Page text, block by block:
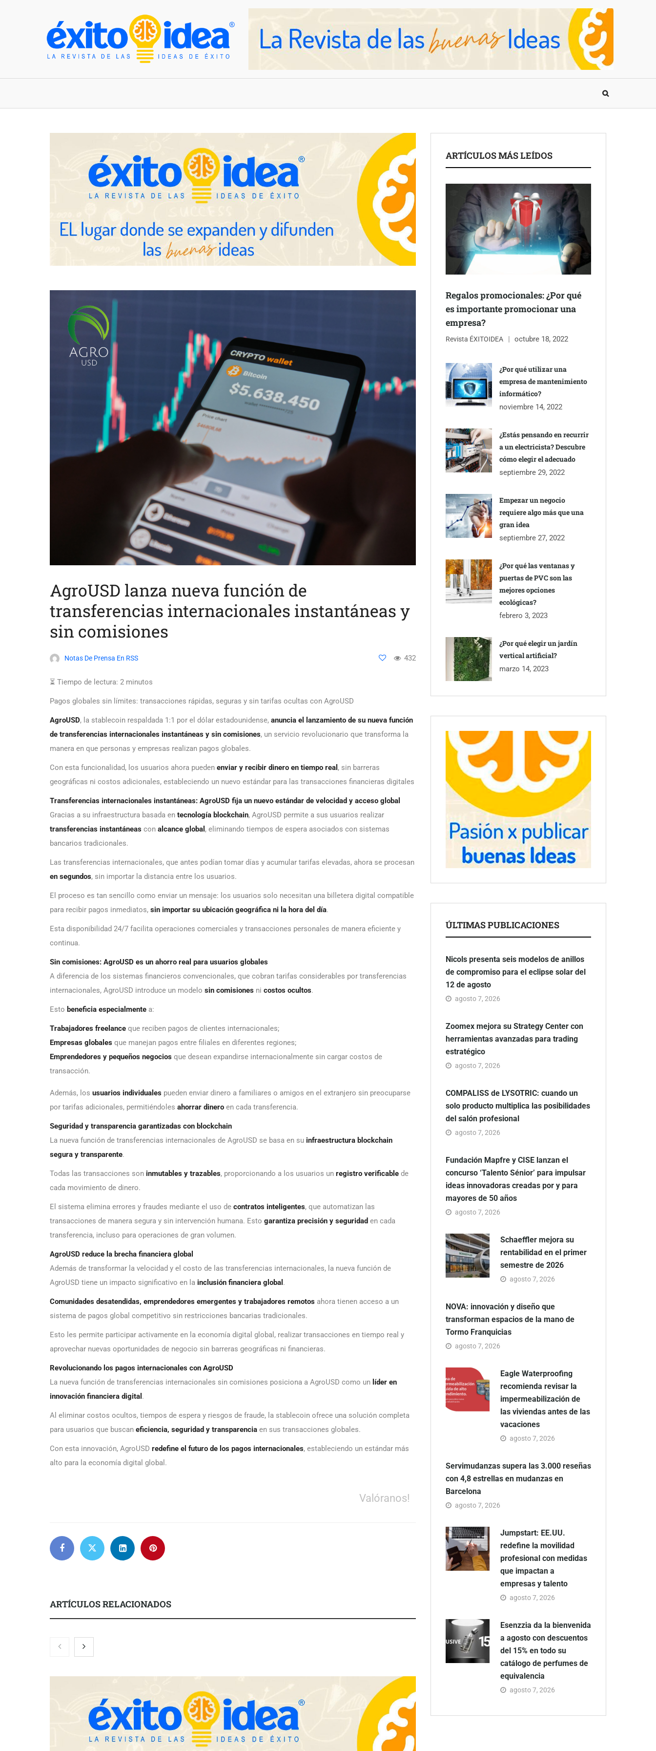
AgroUSD lanza nueva función de
transferencias internacionales instantáneas y
sin comisiones
Notas De Prensa En RSS 432
⏳ Tiempo de lectura: 2 minutos
Pagos globales sin límites: transacciones rápidas, seguras y sin tarifas ocultas con AgroUSD
AgroUSD, la stablecoin respaldada 1:1 por el dólar estadounidense, anuncia el lanzamiento de su nueva función
de transferencias internacionales instantáneas y sin comisiones, un servicio revolucionario que transforma la
manera en que personas y empresas realizan pagos globales.
Con esta funcionalidad, los usuarios ahora pueden enviar y recibir dinero en tiempo real , sin barreras
geográficas ni costos adicionales, estableciendo un nuevo estándar para las transacciones financieras digitales
Transferencias internacionales instantáneas: AgroUSD fija un nuevo estándar de velocidad y acceso global
Gracias a su infraestructura basada en tecnología blockchain, AgroUSD permite a sus usuarios realizar
transferencias instantáneas con alcance global , eliminando tiempos de espera asociados con sistemas
bancarios tradicionales.
Las transferencias internacionales, que antes podían tomar días y acumular tarifas elevadas, ahora se procesan
en segundos, sin importar la distancia entre los usuarios.
El proceso es tan sencillo como enviar un mensaje: los usuarios solo necesitan una billetera digital compatible
para recibir pagos inmediatos, sin importar su ubicación geográfica ni la hora del día.
Esta disponibilidad 24/7 facilita operaciones comerciales y transacciones personales de manera eficiente y
continua.
Sin comisiones: AgroUSD es un ahorro real para usuarios globales
A diferencia de los sistemas financieros convencionales, que cobran tarifas considerables por transferencias
internacionales, AgroUSD introduce un modelo sin comisiones ni costos ocultos.
Esto beneficia especialmente a:
Trabajadores freelance que reciben pagos de clientes internacionales;
Empresas globales que manejan pagos entre filiales en diferentes regiones;
Emprendedores y pequeños negocios que desean expandirse internacionalmente sin cargar costos de
transacción.
Además, los usuarios individuales pueden enviar dinero a familiares o amigos en el extranjero sin preocuparse
por tarifas adicionales, permitiéndoles ahorrar dinero en cada transferencia.
Seguridad y transparencia garantizadas con blockchain
La nueva función de transferencias internacionales de AgroUSD se basa en su infraestructura blockchain
segura y transparente.
Todas las transacciones son inmutables y trazables, proporcionando a los usuarios un registro verificable de
cada movimiento de dinero.
El sistema elimina errores y fraudes mediante el uso de contratos inteligentes, que automatizan las
transacciones de manera segura y sin intervención humana. Esto garantiza precisión y seguridad en cada
transferencia, incluso para operaciones de gran volumen.
AgroUSD reduce la brecha financiera global
Además de transformar la velocidad y el costo de las transferencias internacionales, la nueva función de
AgroUSD tiene un impacto significativo en la inclusión financiera global .
Comunidades desatendidas, emprendedores emergentes y trabajadores remotos ahora tienen acceso a un
sistema de pagos global competitivo sin restricciones bancarias tradicionales.
Esto les permite participar activamente en la economía digital global, realizar transacciones en tiempo real y
aprovechar nuevas oportunidades de negocio sin barreras geográficas ni financieras.
Revolucionando los pagos internacionales con AgroUSD
La nueva función de transferencias internacionales sin comisiones posiciona a AgroUSD como un líder en
innovación financiera digital .
Al eliminar costos ocultos, tiempos de espera y riesgos de fraude, la stablecoin ofrece una solución completa
para usuarios que buscan eficiencia, seguridad y transparencia en sus transacciones globales.
Con esta innovación, AgroUSD redefine el futuro de los pagos internacionales, estableciendo un estándar más
alto para la economía digital global.
Valóranos!
ARTÍCULOS RELACIONADOS
Nicols presenta seis modelos de
anillos de compromiso para el
Fundación Mapfre y CISE lanzan
el concurso ‘Talento Sénior’ para
impulsar ideas innovadoras
creadas por y para mayores de 50
NOVA: innovación y diseño que
transforman espacios de la mano
de Tormo Franquicias
ARTÍCULOS MÁS LEÍDOS
Regalos promocionales: ¿Por qué
es importante promocionar una
empresa?
Revista ÉXITOIDEA octubre 18, 2022
¿Por qué utilizar una
empresa de mantenimiento
informático?
noviembre 14, 2022
¿Estás pensando en recurrir
a un electricista? Descubre
cómo elegir el adecuado
septiembre 29, 2022
Empezar un negocio
requiere algo más que una
gran idea
septiembre 27, 2022
¿Por qué las ventanas y
puertas de PVC son las
mejores opciones
ecológicas?
febrero 3, 2023
¿Por qué elegir un jardín
vertical artificial?
marzo 14, 2023
ÚLTIMAS PUBLICACIONES
Nicols presenta seis modelos de anillos
de compromiso para el eclipse solar del
12 de agosto
agosto 7, 2026
Zoomex mejora su Strategy Center con
herramientas avanzadas para trading
estratégico
agosto 7, 2026
COMPALISS de LYSOTRIC: cuando un
solo producto multiplica las posibilidades
del salón profesional
agosto 7, 2026
Fundación Mapfre y CISE lanzan el
concurso ‘Talento Sénior’ para impulsar
ideas innovadoras creadas por y para
mayores de 50 años
agosto 7, 2026
Schaeffler mejora su
rentabilidad en el primer
semestre de 2026
agosto 7, 2026
NOVA: innovación y diseño que
transforman espacios de la mano de
Tormo Franquicias
agosto 7, 2026
Eagle Waterproofing
recomienda revisar la
impermeabilización de
las viviendas antes de las
vacaciones
agosto 7, 2026
Servimudanzas supera las 3.000 reseñas
con 4,8 estrellas en mudanzas en
Barcelona
agosto 7, 2026
Jumpstart: EE.UU.
redefine la movilidad
profesional con medidas
que impactan a
empresas y talento
agosto 7, 2026
Esenzzia da la bienvenida
a agosto con descuentos
del 15% en todo su
catálogo de perfumes de
equivalencia
agosto 7, 2026